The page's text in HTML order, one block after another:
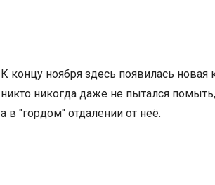
К концу ноября здесь появилась
никто никогда даже не пытался
а в "гордом" отдалении от неё.